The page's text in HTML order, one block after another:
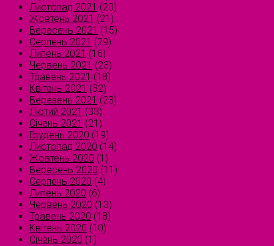
Листопад 2021 (20)
Жовтень 2021 (21)
Вересень 2021 (15)
Серпень 2021 (29)
Липень 2021 (16)
Червень 2021 (23)
Травень 2021 (18)
Квітень 2021 (32)
Березень 2021 (23)
Лютий 2021 (33)
Січень 2021 (21)
Грудень 2020 (19)
Листопад 2020 (14)
Жовтень 2020 (1)
Вересень 2020 (11)
Серпень 2020 (4)
Липень 2020 (6)
Червень 2020 (13)
Травень 2020 (18)
Квітень 2020 (10)
Січень 2020 (1)